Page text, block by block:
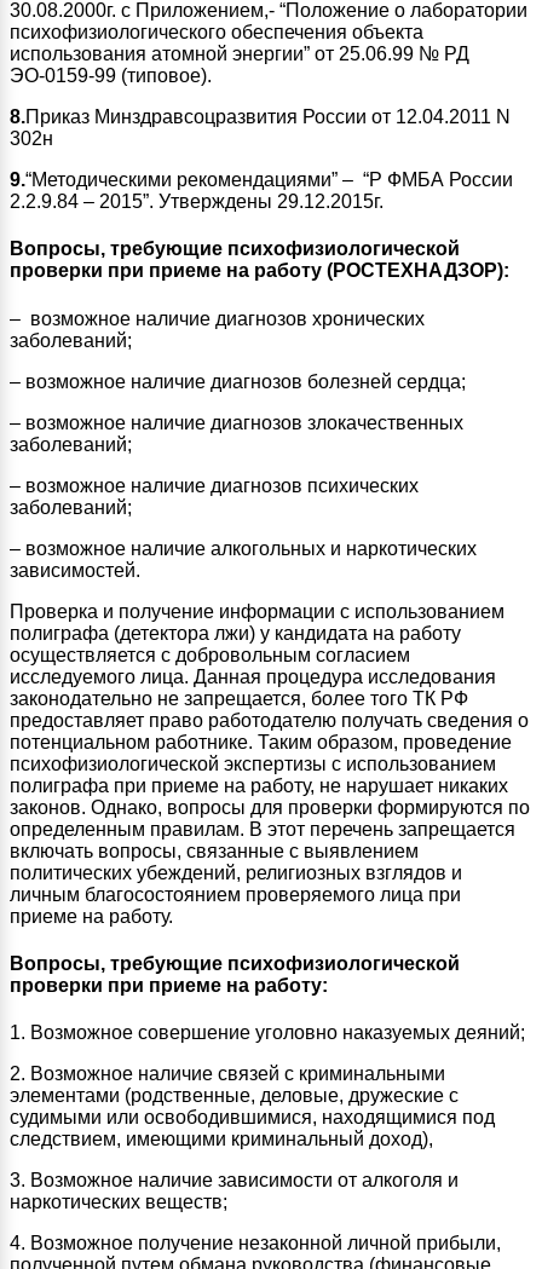
30.08.2000г. с Приложением,- “Положение о лаборатории
психофизиологического обеспечения объекта
использования атомной энергии” от 25.06.99 № РД
ЭО-0159-99 (типовое).
8.Приказ Минздравсоцразвития России от 12.04.2011 N
302н
9.“Методическими рекомендациями” – “Р ФМБА России
2.2.9.84 – 2015”. Утверждены 29.12.2015г.
Вопросы, требующие психофизиологической
проверки при приеме на работу (РОСТЕХНАДЗОР):
– возможное наличие диагнозов хронических
заболеваний;
– возможное наличие диагнозов болезней сердца;
– возможное наличие диагнозов злокачественных
заболеваний;
– возможное наличие диагнозов психических
заболеваний;
– возможное наличие алкогольных и наркотических
зависимостей.
Проверка и получение информации с использованием
полиграфа (детектора лжи) у кандидата на работу
осуществляется с добровольным согласием
исследуемого лица. Данная процедура исследования
законодательно не запрещается, более того ТК РФ
предоставляет право работодателю получать сведения о
потенциальном работнике. Таким образом, проведение
психофизиологической экспертизы с использованием
полиграфа при приеме на работу, не нарушает никаких
законов. Однако, вопросы для проверки формируются по
определенным правилам. В этот перечень запрещается
включать вопросы, связанные с выявлением
политических убеждений, религиозных взглядов и
личным благосостоянием проверяемого лица при
приеме на работу.
Вопросы, требующие психофизиологической
проверки при приеме на работу:
1. Возможное совершение уголовно наказуемых деяний;
2. Возможное наличие связей с криминальными
элементами (родственные, деловые, дружеские с
судимыми или освободившимися, находящимися под
следствием, имеющими криминальный доход),
3. Возможное наличие зависимости от алкоголя и
наркотических веществ;
4. Возможное получение незаконной личной прибыли,